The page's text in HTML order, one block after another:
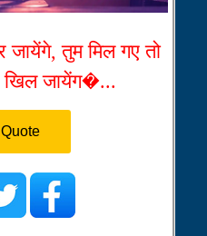
जायेंगे, तुम मिल गए तो
जायेंग�...